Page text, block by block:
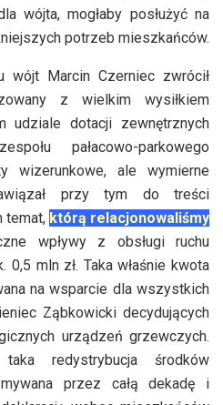
wójta, mogłaby posłużyć na
potrzeb mieszkańców.
wójt Marcin Czerniec zwrócił
z wielkim wysiłkiem
udziale dotacji zewnętrznych
pałacowo-parkowego
wizerunkowe, ale wymierne
przy tym do treści
temat, którą relacjonowaliśmy
wpływy z obsługi ruchu
mln zł. Taka właśnie kwota
na wsparcie dla wszystkich
Ząbkowicki decydujących
urządzeń grzewczych.
redystrybucja środków
przez całą dekadę i